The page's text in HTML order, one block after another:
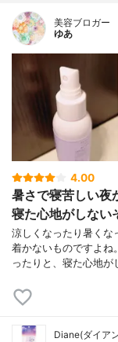
美容ブロガー
ゆあ
4.00
暑さで寝苦しい夜
寝た心地がしない
涼しくなったり暑くな
着かないものですよね
ったりと、寝た心地
Diane(ダイア